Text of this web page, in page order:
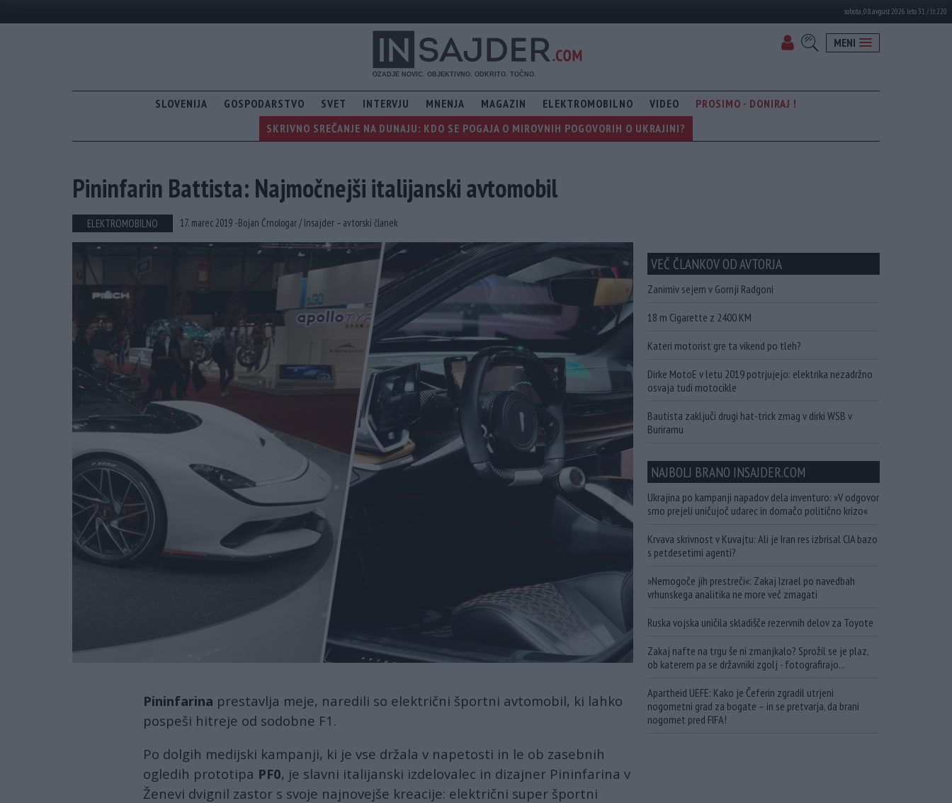
sobota, 08. avgust 2026 leto 31 / št. 220
MENI
SLOVENIJA GOSPODARSTVO SVET INTERVJU MNENJA MAGAZIN ELEKTROMOBILNO VIDEO
PROSIMO - DONIRAJ !
SKRIVNO SREČANJE NA DUNAJU: KDO SE POGAJA O MIROVNIH POGOVORIH O UKRAJINI?
Pininfarin Battista: Najmočnejši italijanski avtomobil
ELEKTROMOBILNO 17. marec 2019 -Bojan Črnologar /Insajder – avtorski članek
Pininfarina prestavlja meje, naredili so električni športni avtomobil, ki lahko
pospeši hitreje od sodobne F1.
Po dolgih medijski kampanji, ki je vse držala v napetosti in le ob zasebnih
ogledih prototipa PF0, je slavni italijanski izdelovalec in dizajner Pininfarina v
Ženevi dvignil zastor s svoje najnovejše kreacije: električni super športni
VEČ ČLANKOV OD AVTORJA
Zanimiv sejem v Gornji Radgoni
18 m Cigarette z 2400 KM
Kateri motorist gre ta vikend po tleh?
Dirke MotoE v letu 2019 potrjujejo: elektrika nezadržno
osvaja tudi motocikle
Bautista zaključi drugi hat-trick zmag v dirki WSB v
Buriramu
NAJBOLJ BRANO INSAJDER.COM
Ukrajina po kampanji napadov dela inventuro: »V odgovor
smo prejeli uničujoč udarec in domačo politično krizo«
Krvava skrivnost v Kuvajtu: Ali je Iran res izbrisal CIA bazo
s petdesetimi agenti?
»Nemogoče jih prestreči«: Zakaj Izrael po navedbah
vrhunskega analitika ne more več zmagati
Ruska vojska uničila skladišče rezervnih delov za Toyote
Zakaj nafte na trgu še ni zmanjkalo? Sprožil se je plaz,
ob katerem pa se državniki zgolj - fotografirajo...
Apartheid UEFE: Kako je Čeferin zgradil utrjeni
nogometni grad za bogate – in se pretvarja, da brani
nogomet pred FIFA!